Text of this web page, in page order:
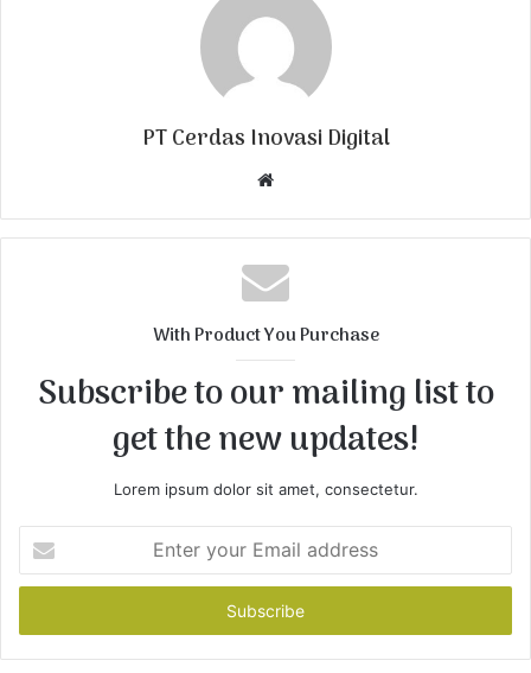
PT Cerdas Inovasi Digital
b
s
i
With Product You Purchase
Subscribe to our mailing list to
get the new updates!
Lorem ipsum dolor sit amet, consectetur.
t
r
y